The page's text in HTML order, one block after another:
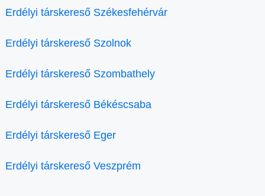
Erdélyi társkereső Székesfehérvár
Erdélyi társkereső Szolnok
Erdélyi társkereső Szombathely
Erdélyi társkereső Békéscsaba
Erdélyi társkereső Eger
Erdélyi társkereső Veszprém